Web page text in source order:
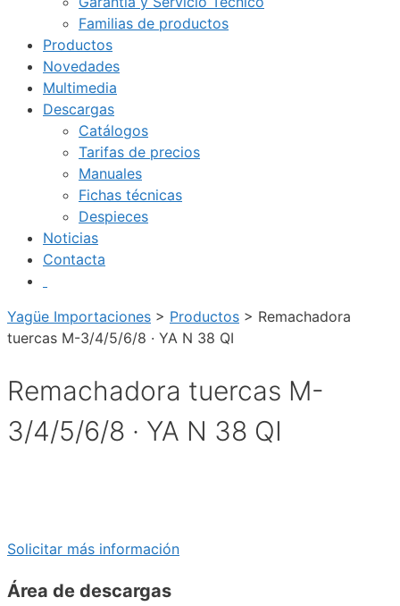
Familias de productos
Productos
Novedades
Multimedia
Descargas
Catálogos
Tarifas de precios
Manuales
Fichas técnicas
Despieces
Noticias
Contacta
Yagüe Importaciones > Productos > Remachadora
tuercas M-3/4/5/6/8 · YA N 38 QI
Remachadora tuercas M-
3/4/5/6/8 · YA N 38 QI
Solicitar más información
Área de descargas